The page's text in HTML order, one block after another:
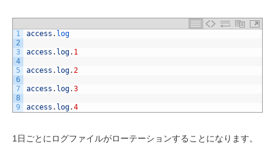
1
2
3
4
5
6
7
8
9
access . log
access . log. 1
access . log.2
access . log.3
access . log.4
1日ごとにログファイルがローテーションすることになります。